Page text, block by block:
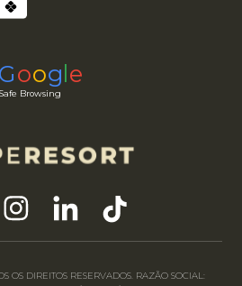
OS DIREITOS RESERVADOS. RAZÃO SOCIAL: